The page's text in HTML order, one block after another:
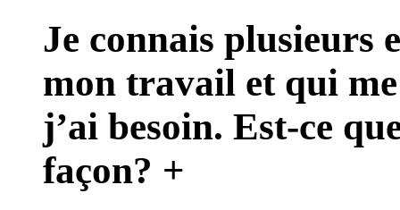
Je connais plusieurs
mon travail et qui
j’ai besoin. Est-ce
façon? +